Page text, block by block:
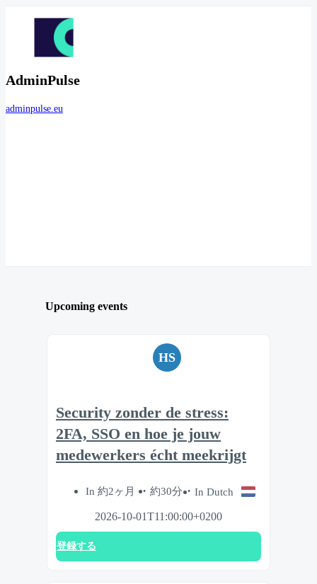
AdminPulse
adminpulse.eu
Upcoming events
HS
Security zonder de stress:
2FA, SSO en hoe je jouw
medewerkers écht meekrijgt
In 約2ヶ月 約30分 In Dutch
2026-10-01T11:00:00+0200
登録する